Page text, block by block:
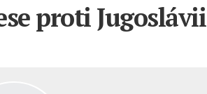
proti Jugoslávii